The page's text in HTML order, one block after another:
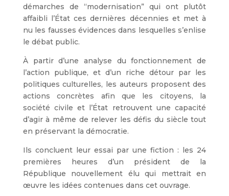
démarches de “modernisation” qui ont plutôt
affaibli l’État ces dernières décennies et met à
nu les fausses évidences dans lesquelles s’enlise
le débat public.
À partir d’une analyse du fonctionnement de
l’action publique, et d’un riche détour par les
politiques culturelles, les auteurs proposent des
actions concrètes afin que les citoyens, la
société civile et l’État retrouvent une capacité
d’agir à même de relever les défis du siècle tout
en préservant la démocratie.
Ils concluent leur essai par une fiction : les 24
premières heures d’un président de la
République nouvellement élu qui mettrait en
œuvre les idées contenues dans cet ouvrage.